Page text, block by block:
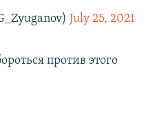
July 25, 2021
против этого